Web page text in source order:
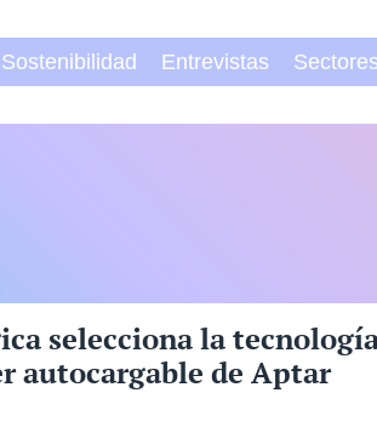
Sostenibilidad Entrevistas
selecciona la
autocargable de Aptar